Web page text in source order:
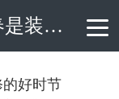
错过又要等很久，开春是装修的好时节
好时节